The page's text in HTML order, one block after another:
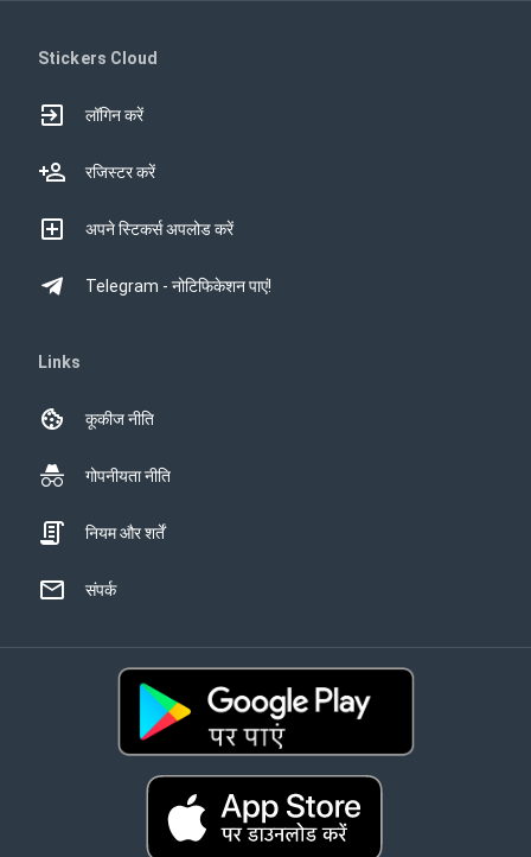
Stickers Cloud
लॉगिन करें
रजिस्टर करें
अपने स्टिकर्स अपलोड करें
Telegram - नोटिफिकेशन पाएं!
Links
कूकीज नीति
गोपनीयता नीति
नियम और शर्तें
संपर्क